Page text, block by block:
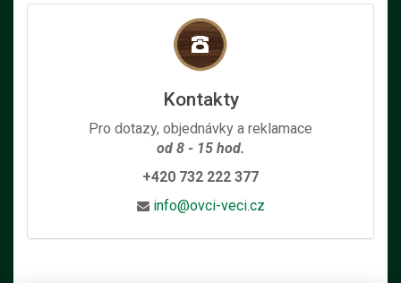
Kontakty
Pro dotazy, objednávky a reklamace
od 8 - 15 hod.
+420 732 222 377
info@ovci-veci.cz